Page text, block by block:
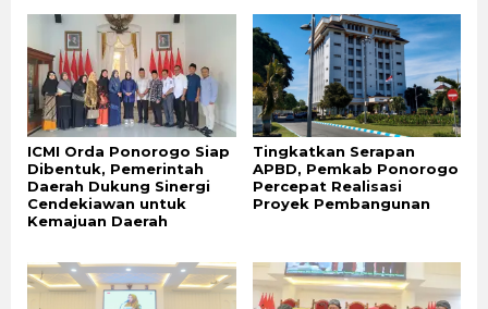
ICMI Orda Ponorogo Siap
Dibentuk, Pemerintah
Daerah Dukung Sinergi
Cendekiawan untuk
Kemajuan Daerah
Tingkatkan Serapan
APBD, Pemkab Ponorogo
Percepat Realisasi
Proyek Pembangunan